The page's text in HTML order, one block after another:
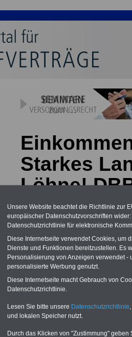
Starkes
Löhne!
Truck auf
02.02.2012
Aus der Praxis für die
Behörden und sonstigen
auch für Personalräte und
das Jahr 2021 und Orte
Unsere Website beachtet die Richtlinie zur
europäischer Datenschutzvorschriften
Datenschutzrichtlinie für elektronische
Diese Internetseite verwendet Cookies, um
Dienste und Funktionen bereitzustellen. Es
Personalisierung von Anzeigen verwendet
personalisierte Werbung genutzt.
Diese Internetseite macht Gebrauch von
Datenschutzrichtlinie.
Lesen Sie bitte unsere Datenschutzrichtlinie
und lokalen Speicher nutzt.
Durch das Klicken von "Zustimmung"